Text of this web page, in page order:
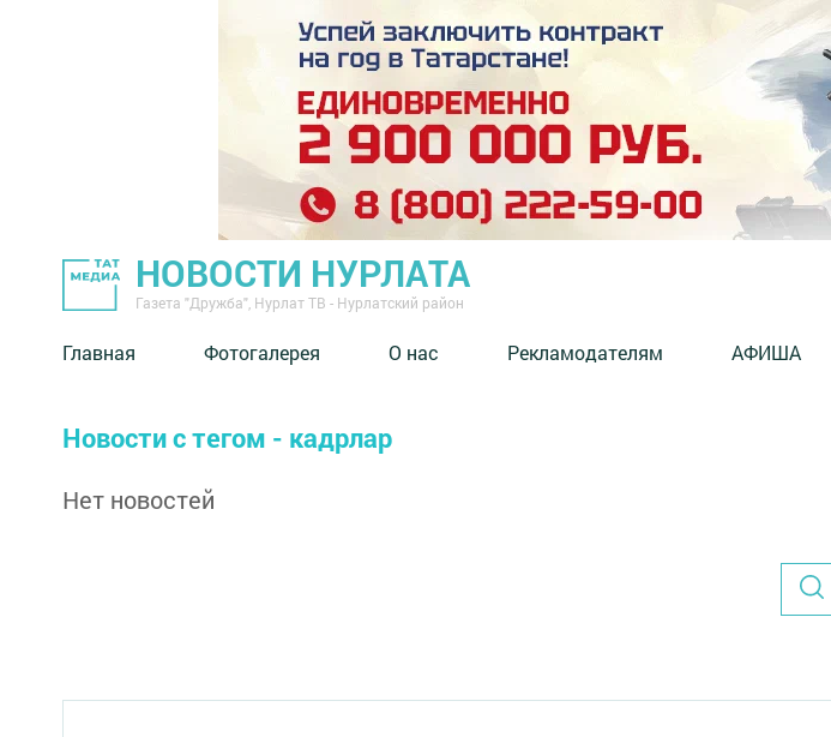
НОВОСТИ НУРЛАТА
Газета "Дружба", Нурлат ТВ - Нурлатский район
Главная Фотогалерея О нас Рекламодателям АФИША
Новости с тегом - кадрлар
Нет новостей